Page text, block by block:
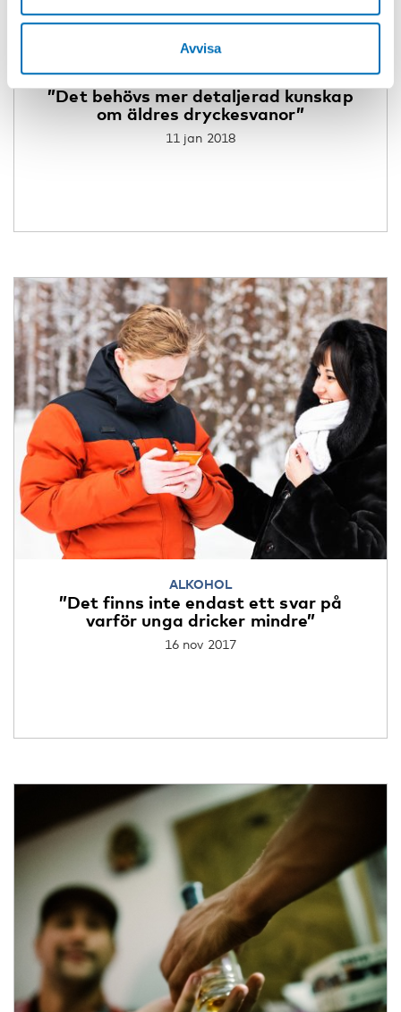
Avvisa
ALKOHOL
”Det behövs mer detaljerad kunskap
om äldres dryckesvanor”
11 jan 2018
ALKOHOL
”Det finns inte endast ett svar på
varför unga dricker mindre”
16 nov 2017